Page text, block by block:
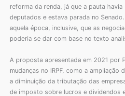
reforma da renda, já que a pauta
deputados e estava parada no
aquela época, inclusive, que as
poderia se dar com base no texto
A proposta apresentada em 2021 por
mudanças no IRPF, como a ampliação
a diminuição da tributação das
de imposto sobre lucros e dividendos